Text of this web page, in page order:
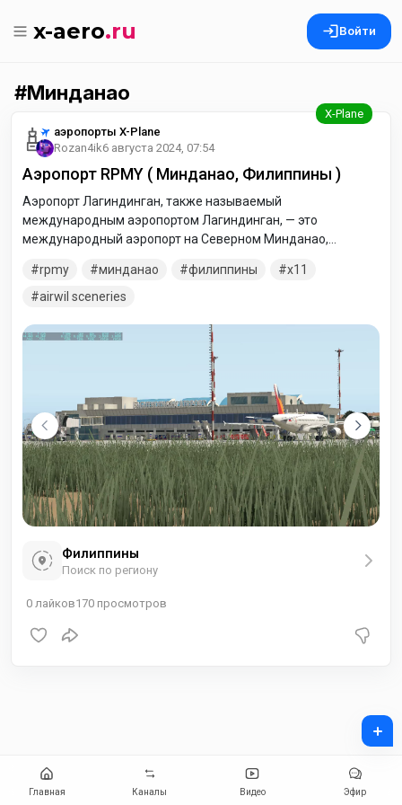
x-aero.ru Войти
Минданао
аэропорты X-Plane
Rozan4ik6 августа 2024, 07:54
Аэропорт RPMY ( Минданао, Филиппины )
Аэропорт Лагиндинган, также называемый
международным аэропортом Лагиндинган, — это
международный аэропорт на Северном Минданао,
Марави, а также провинции Мисамис Восточный, Ланао-
дель-Норте и Букиднон на Филиппинах.
rpmy минданао филиппины
x11
airwil sceneries
Филиппины
Поиск по региону
0 лайков170 просмотров
Главная Каналы Видео Эфир
+